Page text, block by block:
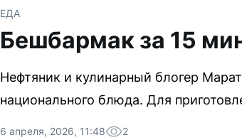
ЕДА
Бешбармак за 15
Нефтяник и кулинарный блогер
национального блюда. Для
6 апреля, 2026, 11:48 2